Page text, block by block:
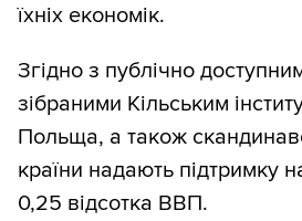
їхніх економік.
Згідно з публічно
зібраними Кільським
Польща, а також
країни надають підтримку
0,25 відсотка ВВП.